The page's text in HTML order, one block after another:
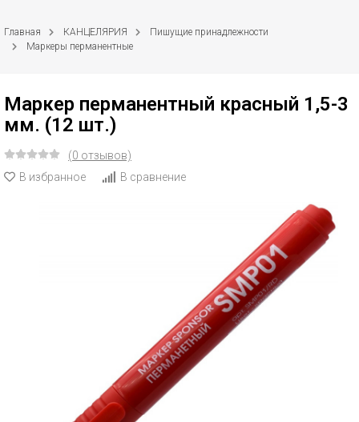
Главная КАНЦЕЛЯРИЯ
Пишущие принадлежности
Маркеры перманентные
Маркер перманентный красный 1,5-3
мм. (12 шт.)
(0 отзывов)
В избранное
В сравнение